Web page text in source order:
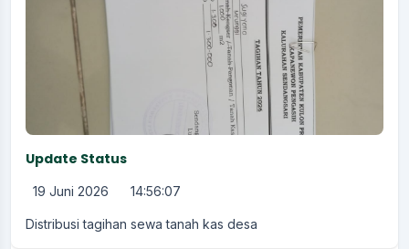
Update Status
19 Juni 2026 14:56:07
Distribusi tagihan sewa tanah kas desa